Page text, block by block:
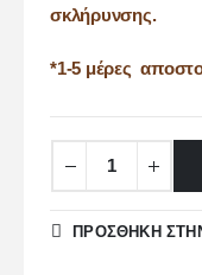
σκλήρυνσης.
*1-5 μέρες
ΠΡΌΣΘΉΚΗ